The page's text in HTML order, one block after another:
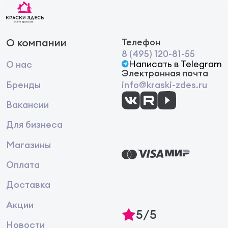
О компании
О нас
Бренды
Вакансии
Для бизнеса
Магазины
Оплата
Доставка
Акции
Новости
Телефон
8 (495) 120-81-55
Написать в Telegram
Электронная почта
info@kraski-zdes.ru
5/5